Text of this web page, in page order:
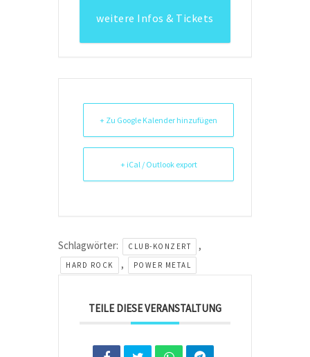
weitere Infos & Tickets
+ Zu Google Kalender hinzufügen
+ iCal / Outlook export
Schlagwörter: CLUB-KONZERT ,
HARD ROCK , POWER METAL
TEILE DIESE VERANSTALTUNG